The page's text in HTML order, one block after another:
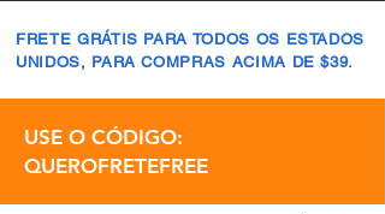
FRETE GRÁTIS PARA TODOS OS ESTADOS
UNIDOS, PARA COMPRAS ACIMA DE $39.
USE O CÓDIGO:
QUEROFRETEFREE